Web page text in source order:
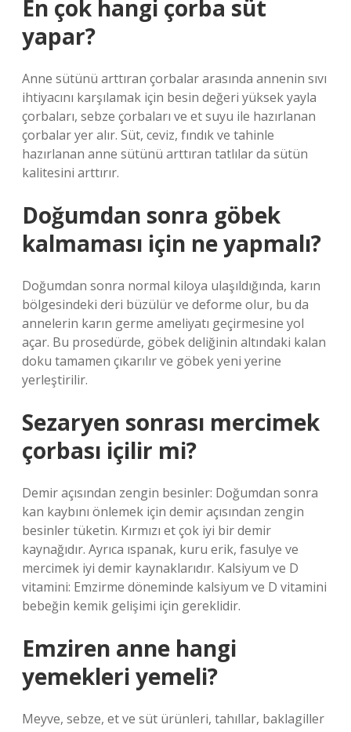
En çok hangi çorba süt
yapar?
Anne sütünü arttıran çorbalar arasında annenin sıvı
ihtiyacını karşılamak için besin değeri yüksek yayla
çorbaları, sebze çorbaları ve et suyu ile hazırlanan
çorbalar yer alır. Süt, ceviz, fındık ve tahinle
hazırlanan anne sütünü arttıran tatlılar da sütün
kalitesini arttırır.
Doğumdan sonra göbek
kalmaması için ne yapmalı?
Doğumdan sonra normal kiloya ulaşıldığında, karın
bölgesindeki deri büzülür ve deforme olur, bu da
annelerin karın germe ameliyatı geçirmesine yol
açar. Bu prosedürde, göbek deliğinin altındaki kalan
doku tamamen çıkarılır ve göbek yeni yerine
yerleştirilir.
Sezaryen sonrası mercimek
çorbası içilir mi?
Demir açısından zengin besinler: Doğumdan sonra
kan kaybını önlemek için demir açısından zengin
besinler tüketin. Kırmızı et çok iyi bir demir
kaynağıdır. Ayrıca ıspanak, kuru erik, fasulye ve
mercimek iyi demir kaynaklarıdır. Kalsiyum ve D
vitamini: Emzirme döneminde kalsiyum ve D vitamini
bebeğin kemik gelişimi için gereklidir.
Emziren anne hangi
yemekleri yemeli?
Meyve, sebze, et ve süt ürünleri, tahıllar, baklagiller